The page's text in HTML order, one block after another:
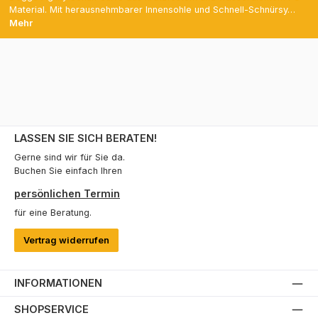
Material. Mit herausnehmbarer Innensohle und Schnell-Schnürsy…
Mehr
LASSEN SIE SICH BERATEN!
Gerne sind wir für Sie da.
Buchen Sie einfach Ihren
persönlichen Termin
für eine Beratung.
Vertrag widerrufen
INFORMATIONEN
SHOPSERVICE